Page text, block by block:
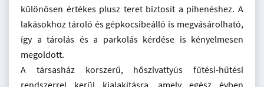
különösen értékes plusz teret biztosít a pihenéshez. A
lakásokhoz tároló és gépkocsibeálló is megvásárolható,
így a tárolás és a parkolás kérdése is kényelmesen
megoldott.
A társasház korszerű, hőszivattyús fűtési-hűtési
rendszerrel kerül kialakításra, amely egész évben